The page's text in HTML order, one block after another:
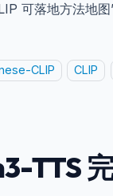
可落地方法地图”
CLIP CLIP
TTS